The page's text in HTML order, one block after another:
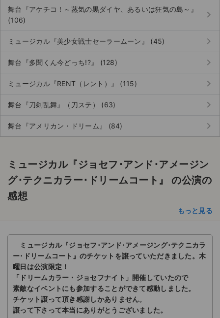
サイト情報
チケットジャム運営会社
チケットジャム利用規約
プライバシーポリシー
公演登録依頼
不正転売禁止法について
舞台『アケチコ！～蒸気の黒ダイヤ、あるいは狂気の島～』
(106)
keyboard_arrow_right
ミュージカル『美少女戦士セーラームーン』 (45) keyboard_arrow_right
舞台『多聞くん今どっち!?』 (128) keyboard_arrow_right
ミュージカル『RENT（レント）』 (115) keyboard_arrow_right
舞台『刀剣乱舞』（刀ステ） (63) keyboard_arrow_right
舞台『アメリカン・ドリーム』 (84) keyboard_arrow_right
ミュージカル『ジョセフ･アンド･アメージン
グ･テクニカラー･ドリームコート』 の公演の
感想
もっと見る
ミュージカル『ジョセフ･アンド･アメージング･テクニカラ
ー･ドリームコート』のチケットを譲っていただきました。木
曜日は公演限定！
「ドリームカラー・ジョセフナイト」開催していたので
素敵なイベントにも参加することができて感動しました。
チケット譲って頂き感謝しかありません。
譲って下さって本当にありがとうございました。